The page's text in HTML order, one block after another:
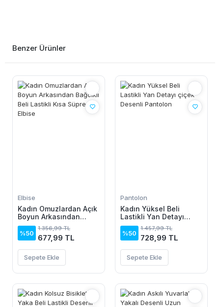
Benzer Ürünler
Elbise
Kadın Omuzlardan Açık
Boyun Arkasından
Bağcıklı Beli Lastikli
Kısa Süprem Elbise
%50
1.356,99 TL
677,99 TL
Sepete Ekle
Pantolon
Kadın Yüksel Beli
Lastikli Yan Detayı
çiçek Desenli Pantolon
%50
1.457,99 TL
728,99 TL
Sepete Ekle